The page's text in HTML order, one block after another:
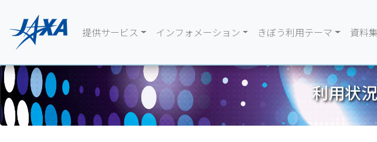
提供サービス インフォメーション きぼう利用テーマ 資料集
利用状